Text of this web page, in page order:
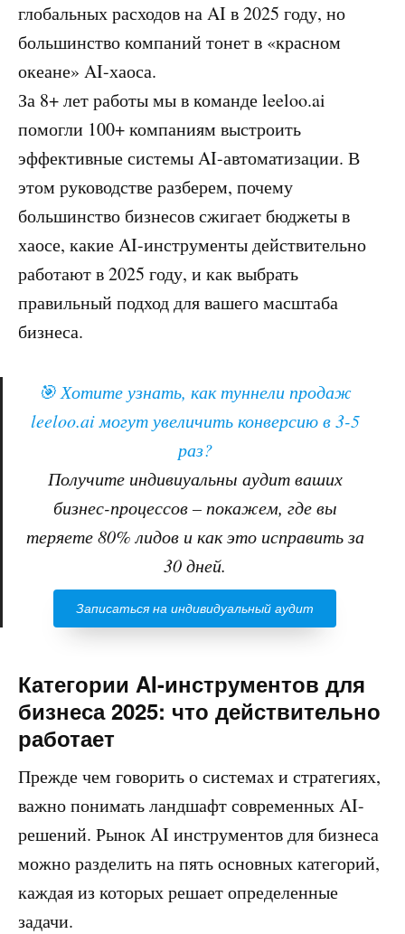
глобальных расходов на AI в 2025 году, но
большинство компаний тонет в «красном
океане» AI-хаоса.
За 8+ лет работы мы в команде leeloo.ai
помогли 100+ компаниям выстроить
эффективные системы AI-автоматизации. В
этом руководстве разберем, почему
большинство бизнесов сжигает бюджеты в
хаосе, какие AI-инструменты действительно
работают в 2025 году, и как выбрать
правильный подход для вашего масштаба
бизнеса.
🎯 Хотите узнать, как туннели продаж
leeloo.ai могут увеличить конверсию в 3-5
раз?
Получите индивиуальны аудит ваших
бизнес-процессов – покажем, где вы
теряете 80% лидов и как это исправить за
30 дней.
Записаться на индивидуальный аудит
Категории AI-инструментов для
бизнеса 2025: что действительно
работает
Прежде чем говорить о системах и стратегиях,
важно понимать ландшафт современных AI-
решений. Рынок AI инструментов для бизнеса
можно разделить на пять основных категорий,
каждая из которых решает определенные
задачи.